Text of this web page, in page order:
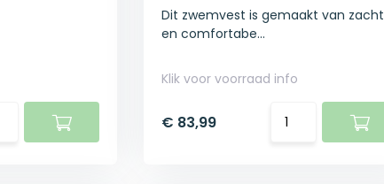
Dit zwemvest is gemaakt van zacht
en comfortabe...
Klik voor voorraad info
€ 83,99